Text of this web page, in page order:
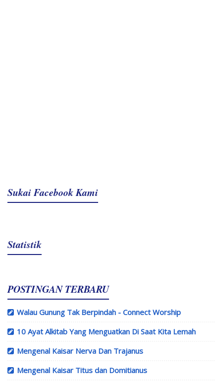
Sukai Facebook Kami
Statistik
POSTINGAN TERBARU
Walau Gunung Tak Berpindah - Connect Worship
10 Ayat Alkitab Yang Menguatkan Di Saat Kita Lemah
Mengenal Kaisar Nerva Dan Trajanus
Mengenal Kaisar Titus dan Domitianus